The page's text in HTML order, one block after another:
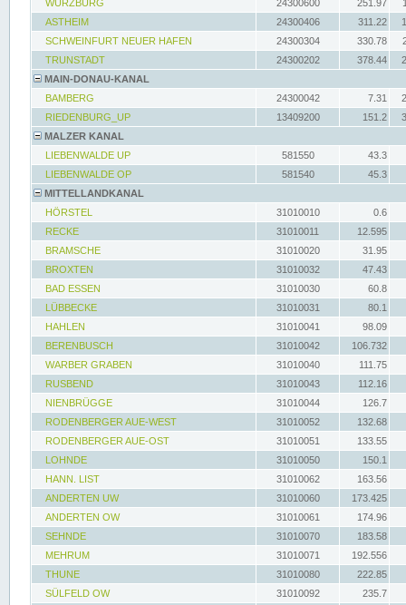
WÜRZBURG 24300600 251.97
ASTHEIM
24300406 311.22
SCHWEINFURT NEUER HAFEN
24300304 330.78
TRUNSTADT
24300202 378.44
MAIN-DONAU-KANAL
BAMBERG
24300042 7.31
RIEDENBURG_UP
13409200 151.2
MALZER KANAL
LIEBENWALDE UP
581550
43.3
LIEBENWALDE OP
581540
45.3
MITTELLANDKANAL
HÖRSTEL
31010010
0.6
RECKE
31010011
12.595
BRAMSCHE
31010020
31.95
BROXTEN
31010032
47.43
BAD ESSEN
31010030
60.8
LÜBBECKE
31010031
80.1
HAHLEN
31010041
98.09
BERENBUSCH
31010042
106.732
WARBER GRABEN
31010040
111.75
RUSBEND
31010043
112.16
NIENBRÜGGE
31010044
126.7
RODENBERGER AUE-WEST
31010052
132.68
RODENBERGER AUE-OST
31010051
133.55
LOHNDE
31010050
150.1
HANN. LIST
31010062
163.56
ANDERTEN UW
31010060
173.425
ANDERTEN OW
31010061
174.96
SEHNDE
31010070
183.58
MEHRUM
31010071
192.556
THUNE
31010080
222.85
SÜLFELD OW
31010092
235.7